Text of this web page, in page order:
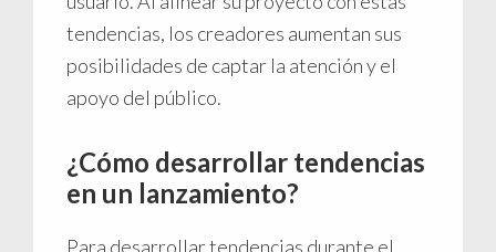
tendencias, los creadores aumentan sus
posibilidades de captar la atención y el
apoyo del público.
¿Cómo desarrollar tendencias
en un lanzamiento?
Para desarrollar tendencias durante el